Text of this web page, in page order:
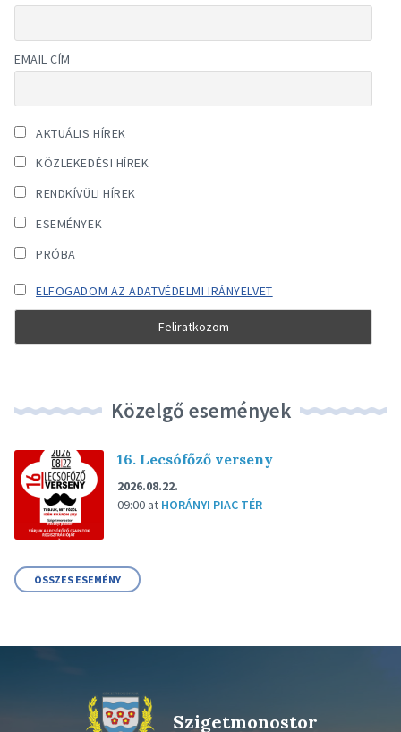
EMAIL CÍM
AKTUÁLIS HÍREK
KÖZLEKEDÉSI HÍREK
RENDKÍVÜLI HÍREK
ESEMÉNYEK
PRÓBA
ELFOGADOM AZ ADATVÉDELMI IRÁNYELVET
Közelgő események
16. Lecsófőző verseny
2026.08.22.
09:00 at HORÁNYI PIAC TÉR
ÖSSZES ESEMÉNY
Szigetmonostor